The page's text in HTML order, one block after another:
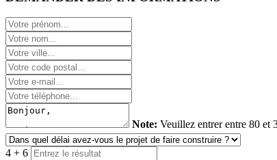
Note: Veuillez entrer entre 80 et
4 + 6